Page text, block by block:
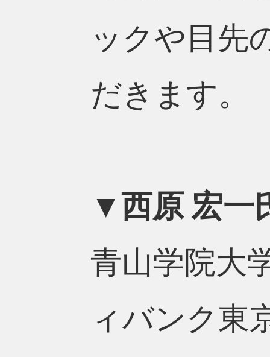
ックや目先
だきます。
▼西原 宏一
青山学院大
ィバンク東